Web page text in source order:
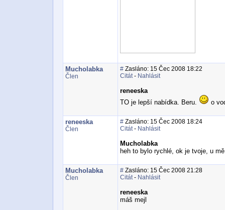
Mucholabka
Člen
# Zasláno: 15 Čec 2008 18:22
Citát- Nahlásit
reneeska
TO je lepší nabídka. Beru.
o
reneeska
Člen
# Zasláno: 15 Čec 2008 18:24
Citát- Nahlásit
Mucholabka
heh to bylo rychlé, ok je tvoje, u
Mucholabka
Člen
# Zasláno: 15 Čec 2008 21:28
Citát- Nahlásit
reneeska
máš mejl